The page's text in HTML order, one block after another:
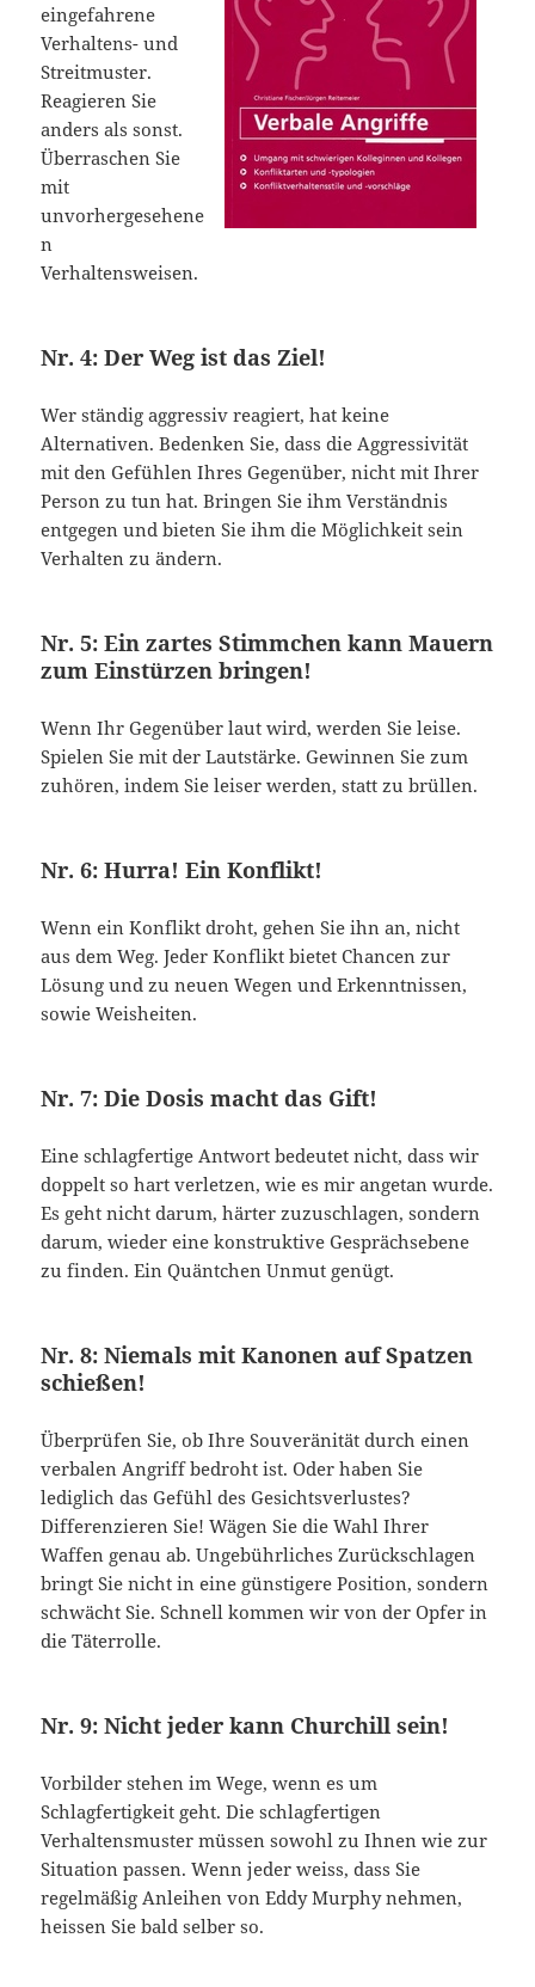
eingefahrene
Verhaltens- und
Streitmuster.
Reagieren Sie
anders als sonst.
Überraschen Sie
mit
unvorhergesehene
n
Verhaltensweisen.
Nr. 4: Der Weg ist das Ziel!
Wer ständig aggressiv reagiert, hat keine
Alternativen. Bedenken Sie, dass die Aggressivität
mit den Gefühlen Ihres Gegenüber, nicht mit Ihrer
Person zu tun hat. Bringen Sie ihm Verständnis
entgegen und bieten Sie ihm die Möglichkeit sein
Verhalten zu ändern.
Nr. 5: Ein zartes Stimmchen kann Mauern
zum Einstürzen bringen!
Wenn Ihr Gegenüber laut wird, werden Sie leise.
Spielen Sie mit der Lautstärke. Gewinnen Sie zum
zuhören, indem Sie leiser werden, statt zu brüllen.
Nr. 6: Hurra! Ein Konflikt!
Wenn ein Konflikt droht, gehen Sie ihn an, nicht
aus dem Weg. Jeder Konflikt bietet Chancen zur
Lösung und zu neuen Wegen und Erkenntnissen,
sowie Weisheiten.
Nr. 7: Die Dosis macht das Gift!
Eine schlagfertige Antwort bedeutet nicht, dass wir
doppelt so hart verletzen, wie es mir angetan wurde.
Es geht nicht darum, härter zuzuschlagen, sondern
darum, wieder eine konstruktive Gesprächsebene
zu finden. Ein Quäntchen Unmut genügt.
Nr. 8: Niemals mit Kanonen auf Spatzen
schießen!
Überprüfen Sie, ob Ihre Souveränität durch einen
verbalen Angriff bedroht ist. Oder haben Sie
lediglich das Gefühl des Gesichtsverlustes?
Differenzieren Sie! Wägen Sie die Wahl Ihrer
Waffen genau ab. Ungebührliches Zurückschlagen
bringt Sie nicht in eine günstigere Position, sondern
schwächt Sie. Schnell kommen wir von der Opfer in
die Täterrolle.
Nr. 9: Nicht jeder kann Churchill sein!
Vorbilder stehen im Wege, wenn es um
Schlagfertigkeit geht. Die schlagfertigen
Verhaltensmuster müssen sowohl zu Ihnen wie zur
Situation passen. Wenn jeder weiss, dass Sie
regelmäßig Anleihen von Eddy Murphy nehmen,
heissen Sie bald selber so.